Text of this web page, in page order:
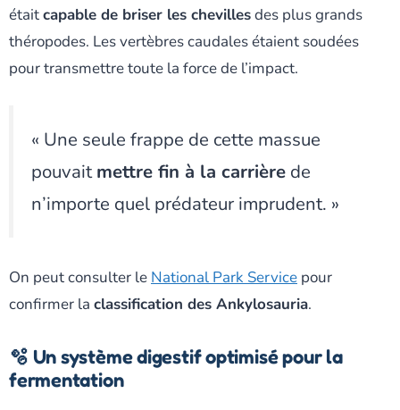
étaitcapable de briser les chevillesdes plus grands
théropodes. Les vertèbres caudales étaient soudées
pour transmettre toute la force de l’impact.
« Une seule frappe de cette massue
pouvaitmettre fin à la carrière de
n’importe quel prédateur imprudent. »
On peut consulter le National Park Service pour
confirmer la classification des Ankylosauria.
🫧 Un système digestif optimisé pour la
fermentation